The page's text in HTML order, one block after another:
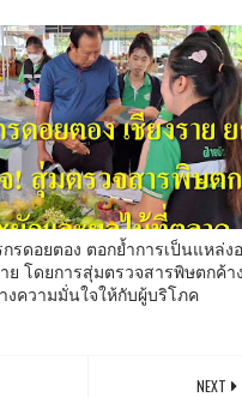
รดอยตอง ตอกย้ำการเป็นแหล่ง
ย โดยการสุ่มตรวจสารพิษตกค้า
งความมั่นใจให้กับผู้บริโภค
NEXT